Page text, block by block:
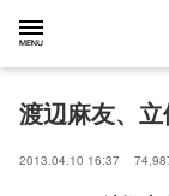
渡辺麻友、
2013.04.10 16:37